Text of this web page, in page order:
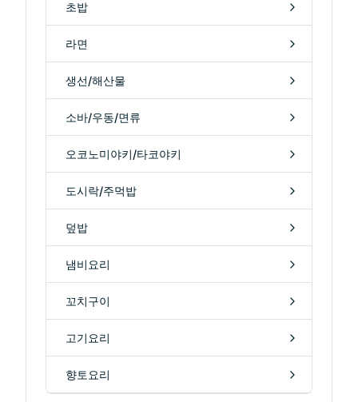
초밥
라면
생선/해산물
소바/우동/면류
오코노미야키/타코야키
도시락/주먹밥
덮밥
냄비요리
꼬치구이
고기요리
향토요리